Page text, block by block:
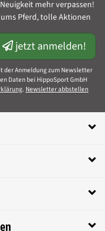
mehr verpassen!
Pferd, tolle Aktionen
jetzt anmelden!
der Anmeldung zum Newsletter
Daten bei HippoSport GmbH
. Newsletter abbstellen